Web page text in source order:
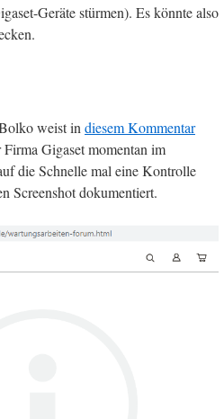
Geräte stürmen). Es könnte also
weist indiesem Kommentar
Gigaset momentan im
die Schnelle mal eine Kontrolle
Screenshot dokumentiert.